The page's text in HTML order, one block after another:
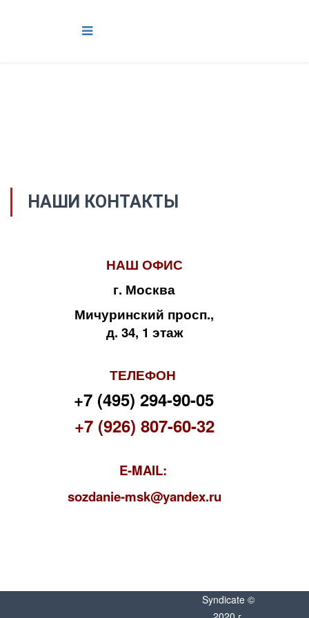
НАШИ КОНТАКТЫ
НАШ ОФИС
г. Москва
Мичуринский просп.,
д. 34, 1 этаж
ТЕЛЕФОН
+7 (495) 294-90-05
+7 (926) 807-60-32
E-MAIL:
sozdanie-msk@yandex.ru
Syndicate ©